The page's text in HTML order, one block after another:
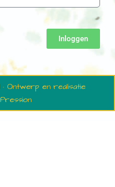
Inloggen
Ontwerp en realisatie